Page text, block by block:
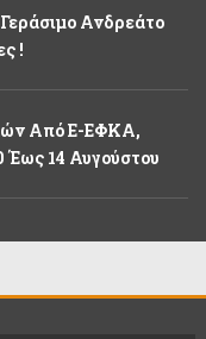
Ανδρεάτο
!
Από E-ΕΦΚΑ,
Έως 14 Αυγούστου